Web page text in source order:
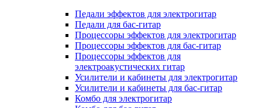
Педали эффектов для электрогитар
Педали для бас-гитар
Процессоры эффектов для электрогитар
Процессоры эффектов для бас-гитар
Процессоры эффектов для
электроакустических гитар
Усилители и кабинеты для электрогитар
Усилители и кабинеты для бас-гитар
Комбо для электрогитар